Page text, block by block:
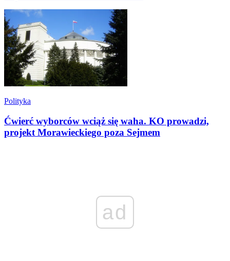
Polityka
Ćwierć wyborców wciąż się waha. KO prowadzi,
projekt Morawieckiego poza Sejmem
ad